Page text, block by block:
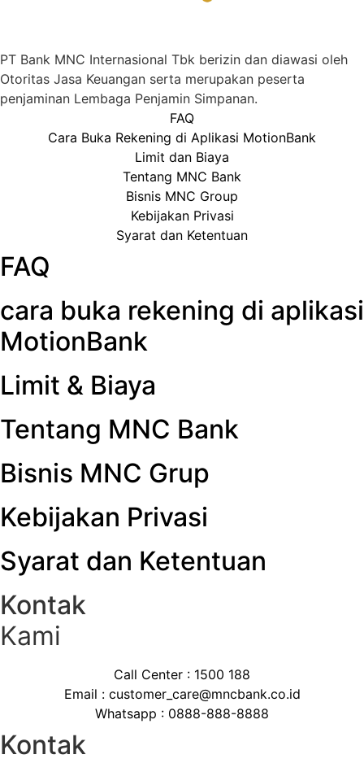
PT Bank MNC Internasional Tbk berizin dan diawasi oleh
Otoritas Jasa Keuangan serta merupakan peserta
penjaminan Lembaga Penjamin Simpanan.
FAQ
Cara Buka Rekening di Aplikasi MotionBank
Limit dan Biaya
Tentang MNC Bank
Bisnis MNC Group
Kebijakan Privasi
Syarat dan Ketentuan
FAQ
cara buka rekening di aplikasi
MotionBank
Limit & Biaya
Tentang MNC Bank
Bisnis MNC Grup
Kebijakan Privasi
Syarat dan Ketentuan
Kontak
Kami
Call Center : 1500 188
Email : customer_care@mncbank.co.id
Whatsapp : 0888-888-8888
Kontak